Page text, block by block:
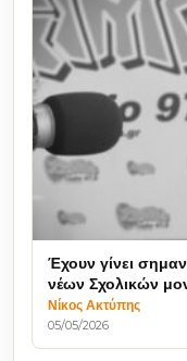
Έχουν γίνει
νέων Σχολικών
Νίκος Ακτύπης
05/05/2026